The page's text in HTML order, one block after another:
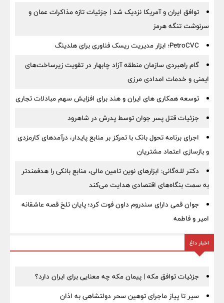
توافق ایران و آمریکا نزدیک شد | جزئیات تازه مذاکرات عمان و
سرنوشت تنگه هرمز
PetroCVC؛ ابزار مدیریت ریسک فناوری برای هلدینگ
گام راهبردی سازمان منطقه آزاد چابهار در تقویت زیرساخت‌های
ایمنی و خدمات امدادی مرزی
توسعه همکاری های ایران و هند برای افزایش سهم مبادلات تجاری
جزئیات قتل پسر جوان توسط پدرش در شاهرود
اجرای برنامه تحول بانک با تمرکز بر منابع پایدار، درآمدهای کارمزدی
و بازسازی اعتماد مشتریان
دکتر للـه‌گانی: ابزارهای نوین تامین مالی، منابع بانکی را هدفمندتر
به سمت بنگاه‌های اقتصادی هدایت می‌کند
جوان قمی دارای سندروم داون فوت کرد؛ پایان تلخ قصه عاشقانه
امیر و فاطمه
اخبار داغ
جزئیات توافق مکه | پیمان مکه چه معنایی برای ایران دارد؟
سیر تا پیاز ماجرای توهین سحر دولتشاهی به اذان